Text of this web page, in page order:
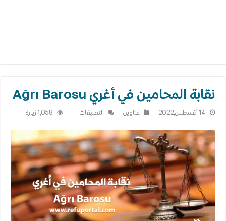
نقابة المحامين في أغري Ağrı Barosu
14 أغسطس,2022 عناوين التعليقاتعلى
في
أغري
Ağrı
Barosu
مغلقة
1,058 زيارة